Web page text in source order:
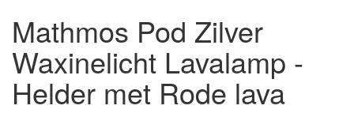
Mathmos Pod Zilver
Waxinelicht Lavalamp -
Helder met Rode lava